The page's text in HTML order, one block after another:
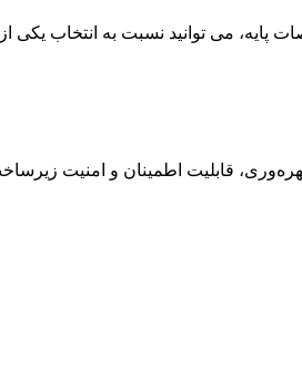
می توانید نسبت به انتخاب یکی از
قابلیت اطمینان و امنیت